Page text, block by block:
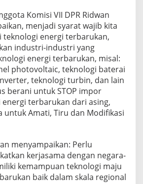
Komisi VII DPR Ridwan
menjadi syarat wajib kita
teknologi energi terbarukan,
industri-industri yang
energi terbarukan, misal:
photovoltaic, teknologi baterai
teknologi turbin, dan lain
berani untuk STOP impor
terbarukan dari asing,
untuk Amati, Tiru dan Modifikasi
menyampaikan: Perlu
kerjasama dengan negara-
kemampuan teknologi maju
baik dalam skala regional